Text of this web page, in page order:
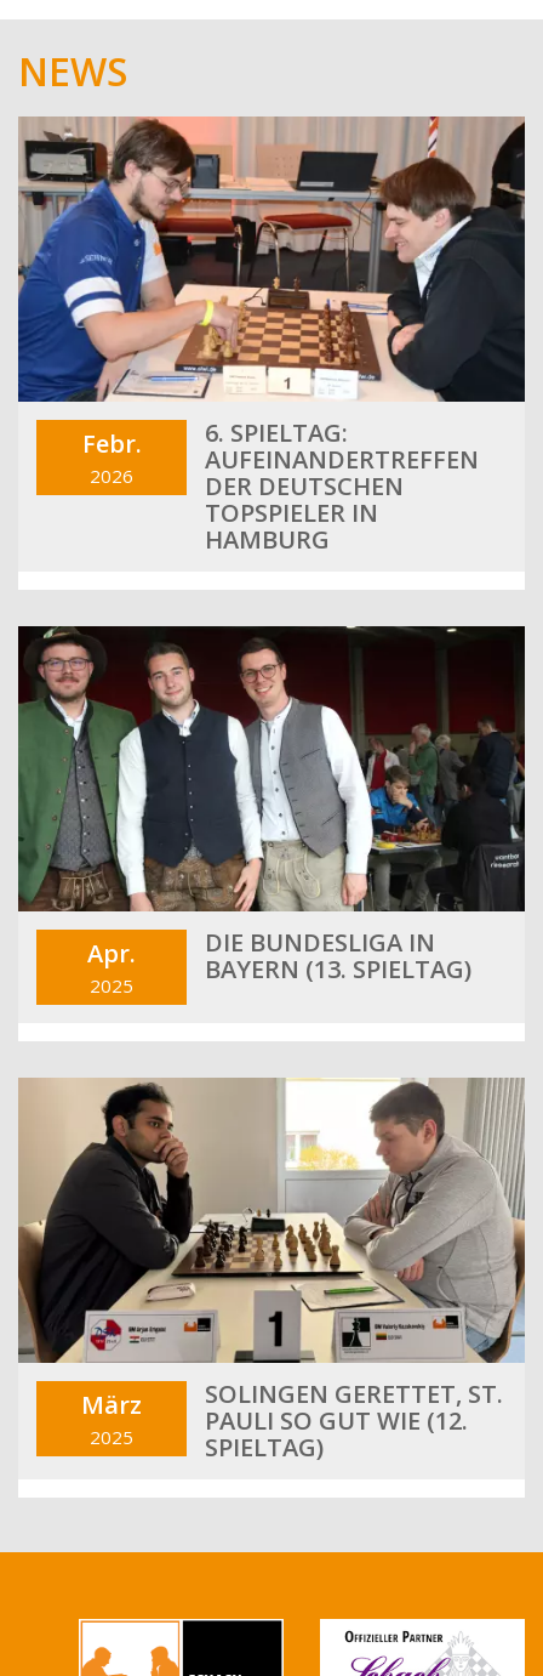
NEWS
Febr.
2026
6. SPIELTAG:
AUFEINANDERTREFFEN
DER DEUTSCHEN
TOPSPIELER IN
HAMBURG
Apr.
2025
DIE BUNDESLIGA IN
BAYERN (13. SPIELTAG)
März
2025
SOLINGEN GERETTET, ST.
PAULI SO GUT WIE (12.
SPIELTAG)